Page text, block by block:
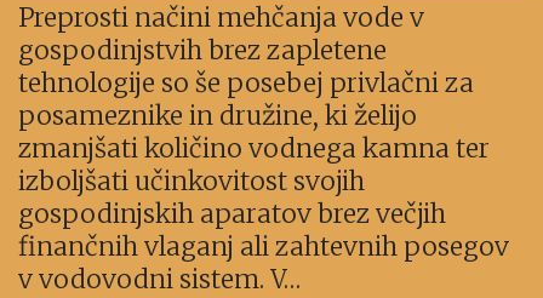
Preprosti načini mehčanja vode v
gospodinjstvih brez zapletene
tehnologije so še posebej privlačni za
posameznike in družine, ki želijo
zmanjšati količino vodnega kamna ter
izboljšati učinkovitost svojih
gospodinjskih aparatov brez večjih
finančnih vlaganj ali zahtevnih posegov
v vodovodni sistem. V…